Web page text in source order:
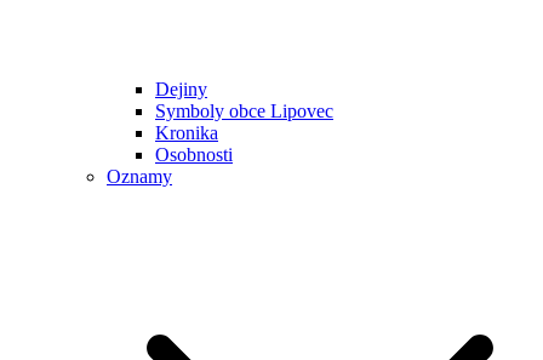
Dejiny
Symboly obce Lipovec
Kronika
Osobnosti
Oznamy